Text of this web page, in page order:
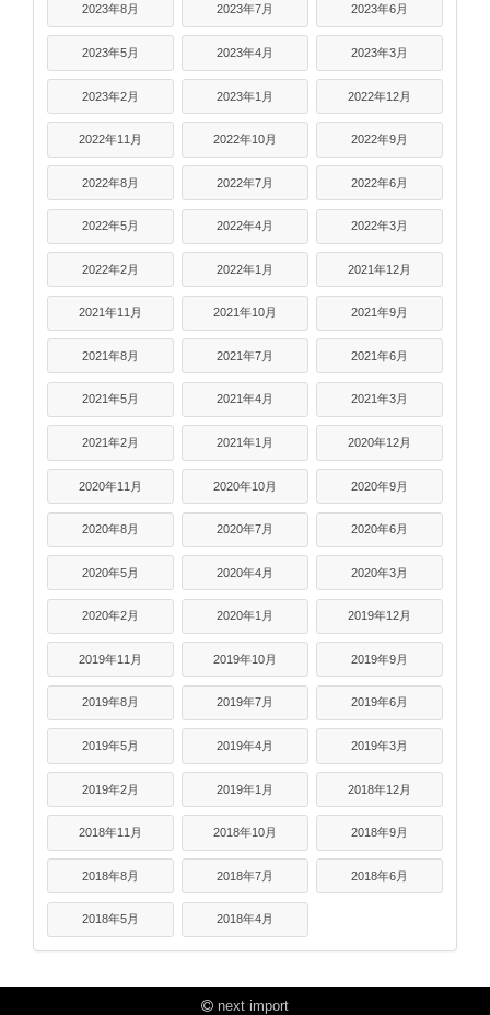
2023年8月 2023年7月 2023年6月
2023年5月 2023年4月 2023年3月
2023年2月 2023年1月 2022年12月
2022年11月 2022年10月 2022年9月
2022年8月 2022年7月 2022年6月
2022年5月 2022年4月 2022年3月
2022年2月 2022年1月 2021年12月
2021年11月 2021年10月 2021年9月
2021年8月 2021年7月 2021年6月
2021年5月 2021年4月 2021年3月
2021年2月 2021年1月 2020年12月
2020年11月 2020年10月 2020年9月
2020年8月 2020年7月 2020年6月
2020年5月 2020年4月 2020年3月
2020年2月 2020年1月 2019年12月
2019年11月 2019年10月 2019年9月
2019年8月 2019年7月 2019年6月
2019年5月 2019年4月 2019年3月
2019年2月 2019年1月 2018年12月
2018年11月 2018年10月 2018年9月
2018年8月 2018年7月 2018年6月
2018年5月 2018年4月
next import